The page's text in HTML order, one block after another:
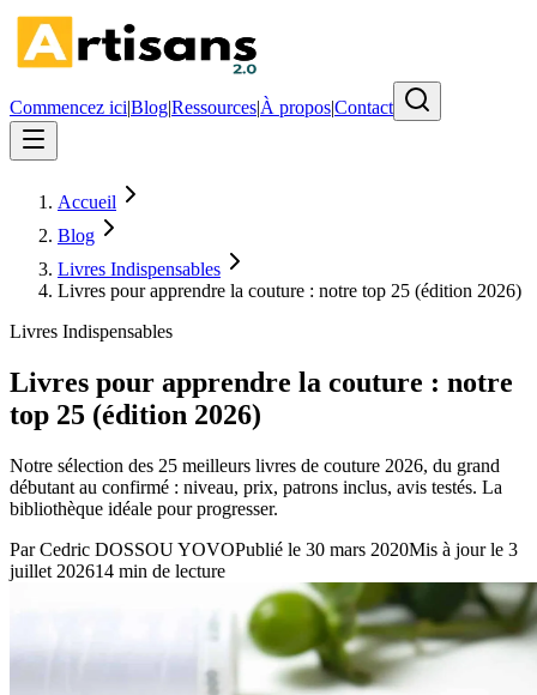
Commencez ici|Blog|Ressources|À propos|Contact
Accueil
Blog
Livres Indispensables
Livres pour apprendre la couture : notre top 25 (édition 2026)
Livres Indispensables
Livres pour apprendre la couture : notre
top 25 (édition 2026)
Notre sélection des 25 meilleurs livres de couture 2026, du grand
débutant au confirmé : niveau, prix, patrons inclus, avis testés. La
bibliothèque idéale pour progresser.
ParCedric DOSSOU YOVOPublié le 30 mars 2020Mis à jour le 3
juillet 202614 min de lecture